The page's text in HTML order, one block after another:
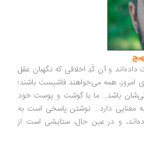
و آن کُدِ اخلاقی که نگهبان عقل
همه می‌خواهند فاشیست باشند؛
ما با گوشت و پوست خود
دارد... نوشتن پاسخی است به
و در عین حال، ستایشی است از